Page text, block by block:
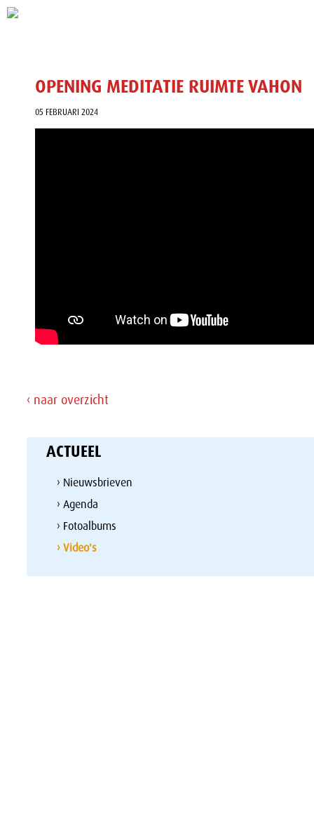
OPENING MEDITATIE RUIMTE VAHON
05 FEBRUARI 2024
‹ naar overzicht
ACTUEEL
› Nieuwsbrieven
› Agenda
› Fotoalbums
› Video's